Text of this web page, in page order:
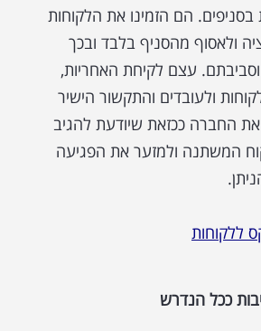
בסניפים. הם הזמינו את הלקוחות
ולאסוף מהסניף בלבד ובכך
עצם לקיחת האחריות,
ולעובדים והתקשור הישיר
החברה ככזאת שיודעת להגיב
המשתנה ולמזער את הפגיעה
ללקוחות
ככל הנדרש